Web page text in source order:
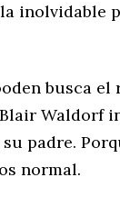
inolvidable
busca el
Waldorf
padre.
normal.